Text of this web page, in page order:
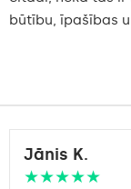
būtību, īpašības
Jānis K.
★★★★★